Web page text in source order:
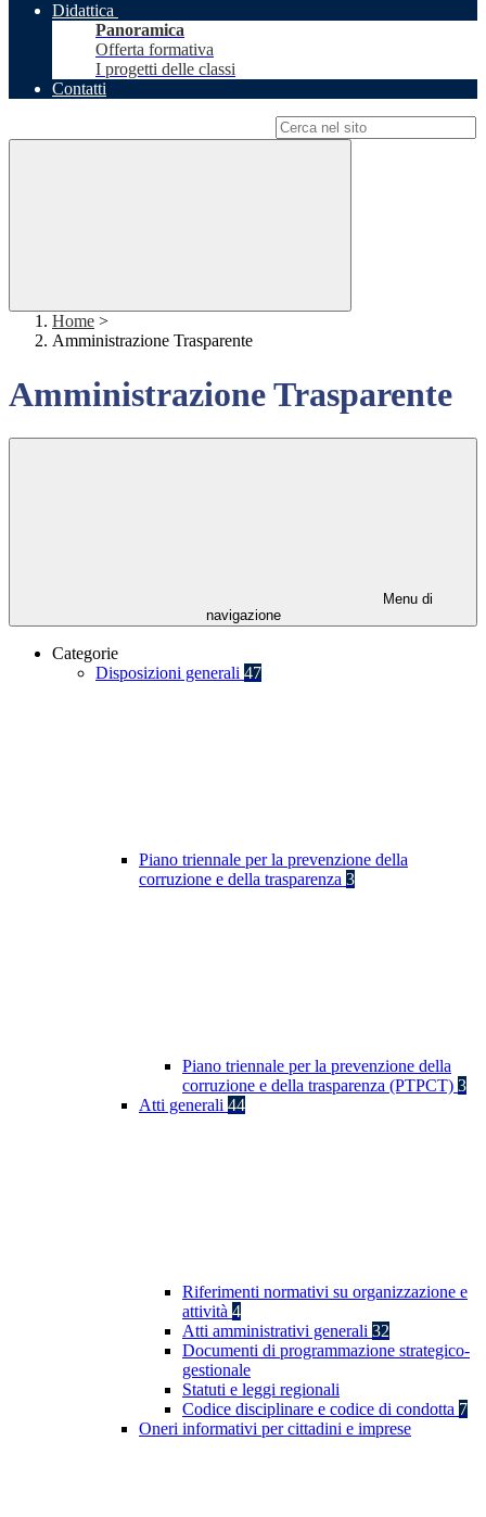
Didattica
Panoramica
Offerta formativa
I progetti delle classi
Contatti
Home >
Amministrazione Trasparente
Amministrazione Trasparente
Menu di
navigazione
Categorie
Disposizioni generali 47
Piano triennale per la prevenzione della
corruzione e della trasparenza 3
Piano triennale per la prevenzione della
corruzione e della trasparenza (PTPCT) 3
Atti generali 44
Riferimenti normativi su organizzazione e
attività 4
Atti amministrativi generali 32
Documenti di programmazione strategico-
gestionale
Statuti e leggi regionali
Codice disciplinare e codice di condotta 7
Oneri informativi per cittadini e imprese